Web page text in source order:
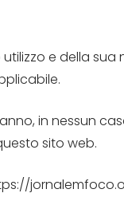
e della
in nessun
sito web.